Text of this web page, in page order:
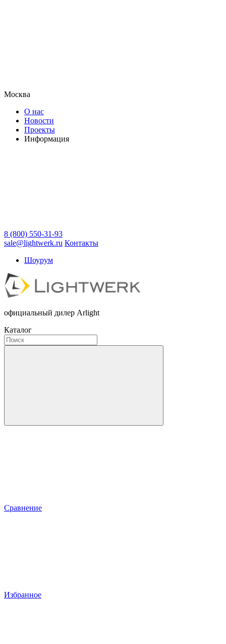
Москва
О нас
Новости
Проекты
Информация
8 (800) 550-31-93
sale@lightwerk.ru Контакты
Шоурум
официальный дилер Arlight
Каталог
Сравнение
Избранное